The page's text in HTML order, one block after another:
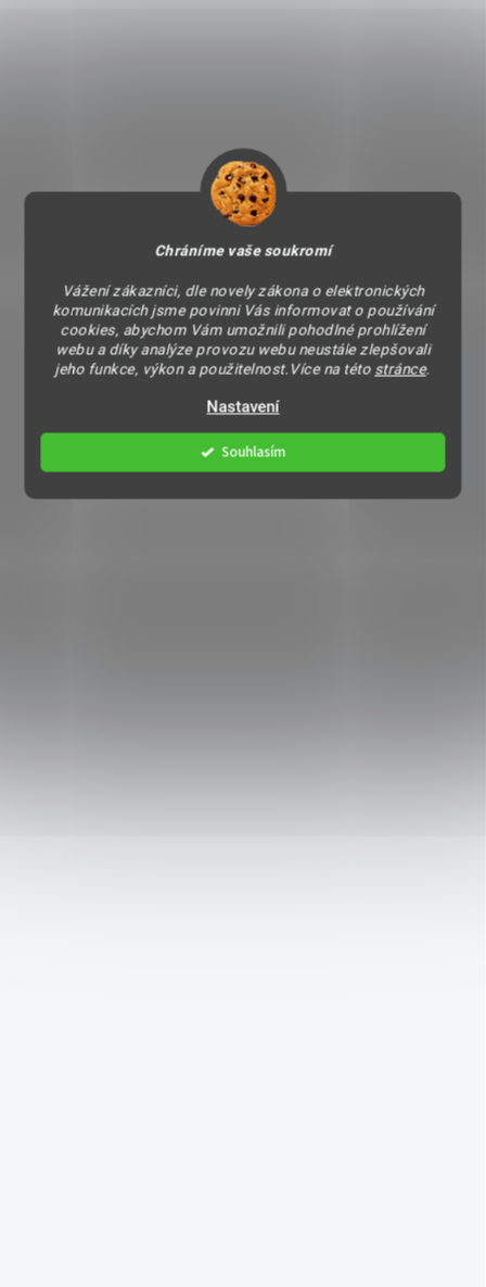
Chráníme vaše soukromí
Vážení zákazníci, dle novely zákona o elektronických
komunikacích jsme povinni Vás informovat o používání
cookies, abychom Vám umožnili pohodlné prohlížení
webu a díky analýze provozu webu neustále zlepšovali
jeho funkce, výkon a použitelnost.Více na této stránce.
Nastavení
Souhlasím